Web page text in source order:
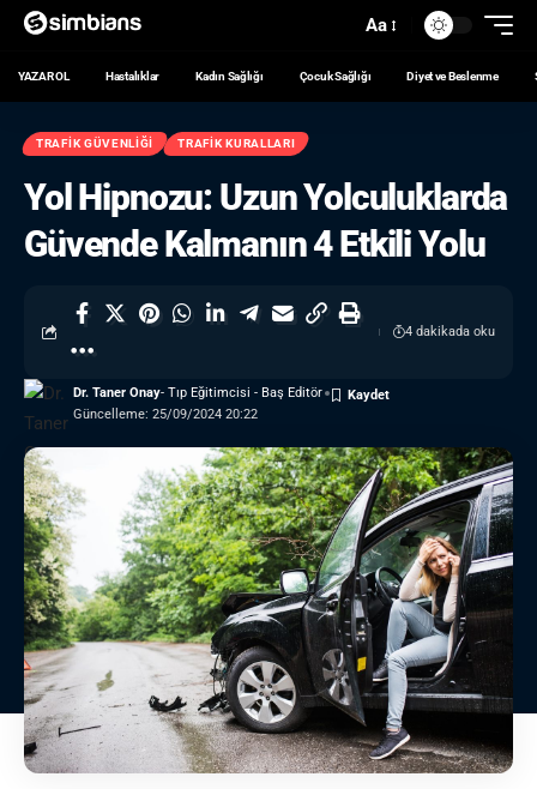
Aa
YAZAR OL Hastalıklar Kadın Sağlığı Çocuk Sağlığı Diyet ve Beslenme
TRAFIK GÜVENLIĞI TRAFIK KURALLARI
Yol Hipnozu: Uzun Yolculuklarda
Güvende Kalmanın 4 Etkili Yolu
Güncelleme: 25/09/2024 20:22
Dr. Taner Onay- Tıp Eğitimcisi - Baş Editör
4 dakikada oku